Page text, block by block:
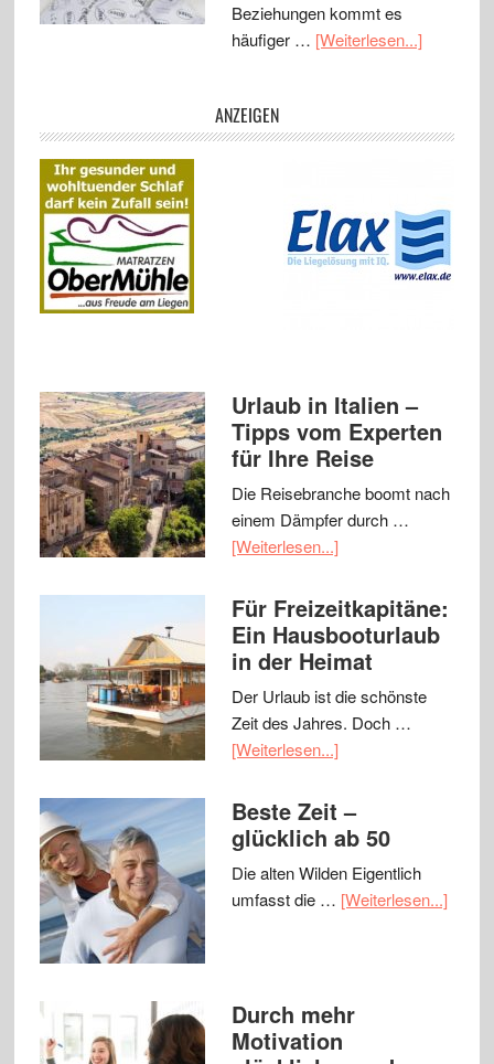
Beziehungen kommt es
häufiger … [Weiterlesen...]
ANZEIGEN
Urlaub in Italien –
Tipps vom Experten
für Ihre Reise
Die Reisebranche boomt nach
einem Dämpfer durch …
[Weiterlesen...]
Für Freizeitkapitäne:
Ein Hausbooturlaub
in der Heimat
Der Urlaub ist die schönste
Zeit des Jahres. Doch …
[Weiterlesen...]
Beste Zeit –
glücklich ab 50
Die alten Wilden Eigentlich
umfasst die … [Weiterlesen...]
Durch mehr
Motivation